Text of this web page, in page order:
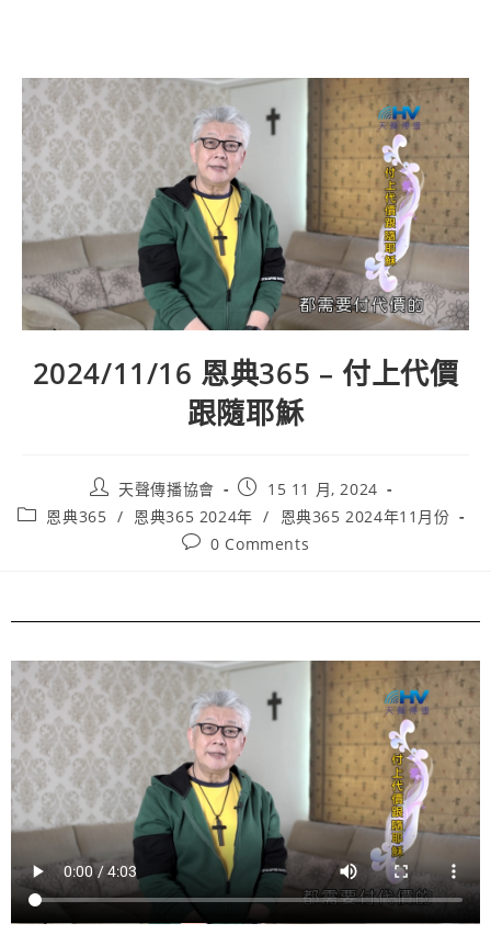
2024/11/16 恩典365 – 付上代價
跟隨耶穌
天聲傳播協會
15 11 月, 2024
恩典365 / 恩典365 2024年 /
恩典365 2024年11月份
0 Comments